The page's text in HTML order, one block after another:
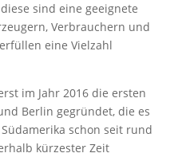
sind eine geeignete
Verbrauchern und
eine Vielzahl
im Jahr 2016 die ersten
Berlin gegründet, die es
schon seit rund
kürzester Zeit